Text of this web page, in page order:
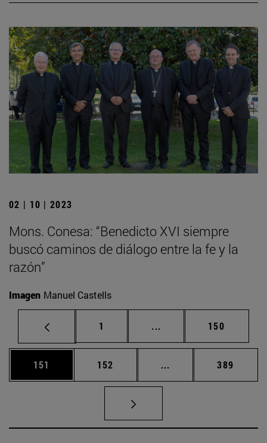
02 | 10 | 2023
Mons. Conesa: “Benedicto XVI siempre
buscó caminos de diálogo entre la fe y la
razón”
Imagen Manuel Castells
Página
1 ... Páginas intermedias
Página
150
Página
151 Página
152 ... Páginas intermedias
Página
389